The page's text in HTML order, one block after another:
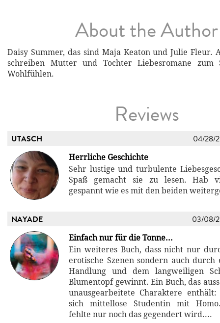
About the Author
Daisy Summer, das sind Maja Keaton und Julie Fleur.
schreiben Mutter und Tochter Liebesromane zum
Wohlfühlen.
Reviews
UTASCH 04/28/
Herrliche Geschichte
Sehr lustige und turbulente
Spaß gemacht sie zu lesen. Hab
gespannt wie es mit den beiden
NAYADE 03/08/
Einfach nur für die Tonne...
Ein weiteres Buch, dass nicht nur
erotische Szenen sondern auch
Handlung und dem langweiligen
Blumentopf gewinnt. Ein Buch, das
unausgearbeitete Charaktere
sich mittellose Studentin mit
fehlte nur noch das gegendert wird....